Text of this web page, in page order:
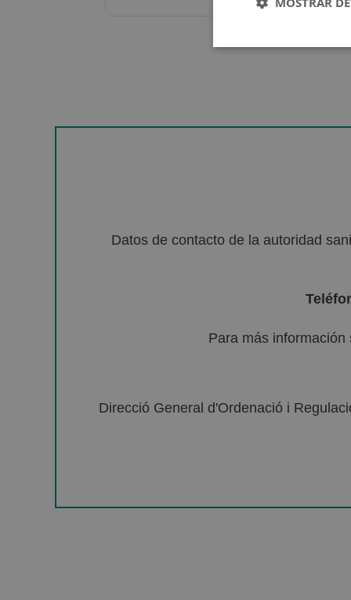
Datos de contacto de la autoridad
Para más
Direcció General d'Ordenació i